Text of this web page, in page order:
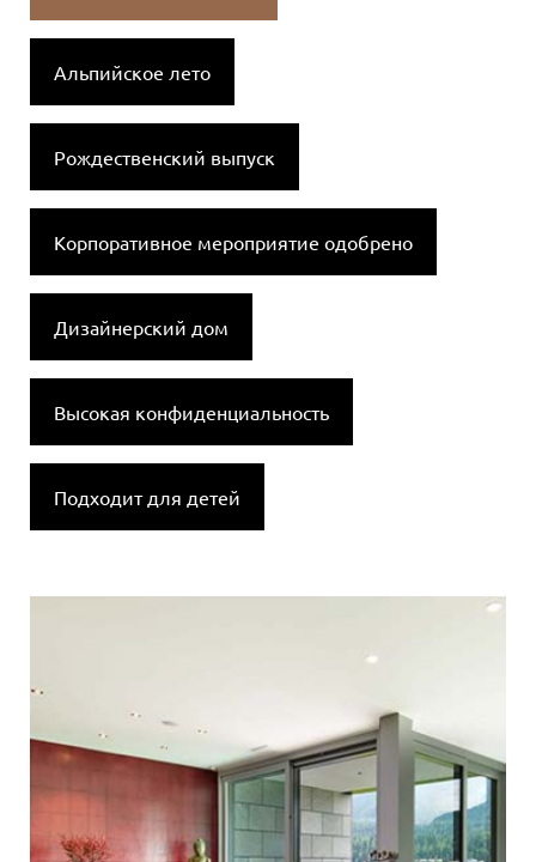
Альпийское лето
Рождественский выпуск
Корпоративное мероприятие одобрено
Дизайнерский дом
Высокая конфиденциальность
Подходит для детей